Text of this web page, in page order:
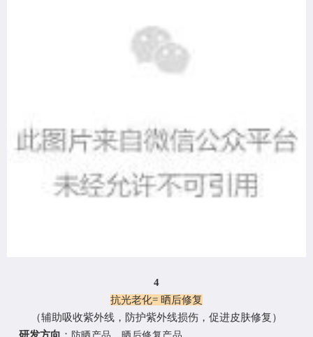
4
抗光老化= 晒后修复
（辅助吸收紫外线，防护紫外线损伤，促进皮肤修复 ）